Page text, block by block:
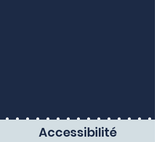
Accessibilité